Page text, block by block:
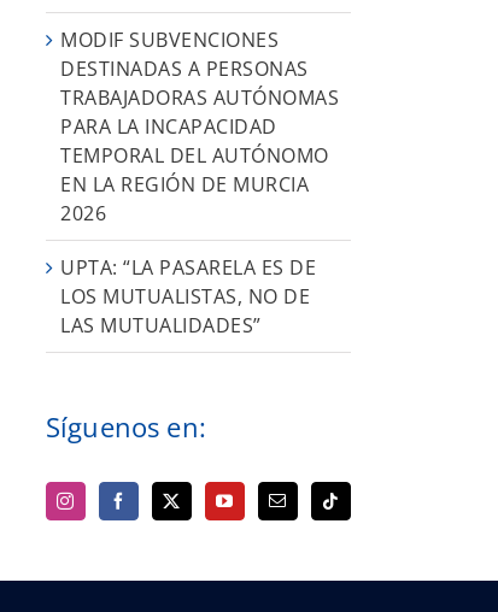
MODIF SUBVENCIONES
DESTINADAS A PERSONAS
TRABAJADORAS AUTÓNOMAS
PARA LA INCAPACIDAD
TEMPORAL DEL AUTÓNOMO
EN LA REGIÓN DE MURCIA
2026
UPTA: “LA PASARELA ES DE
LOS MUTUALISTAS, NO DE
LAS MUTUALIDADES”
Síguenos en: